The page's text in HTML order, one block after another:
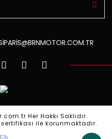
Her Hakkı Saklıdır.
ile korunmaktadır.